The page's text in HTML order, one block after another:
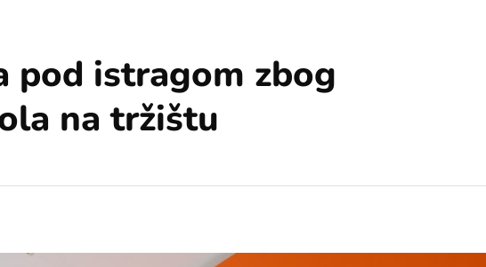
pod istragom zbog
na tržištu